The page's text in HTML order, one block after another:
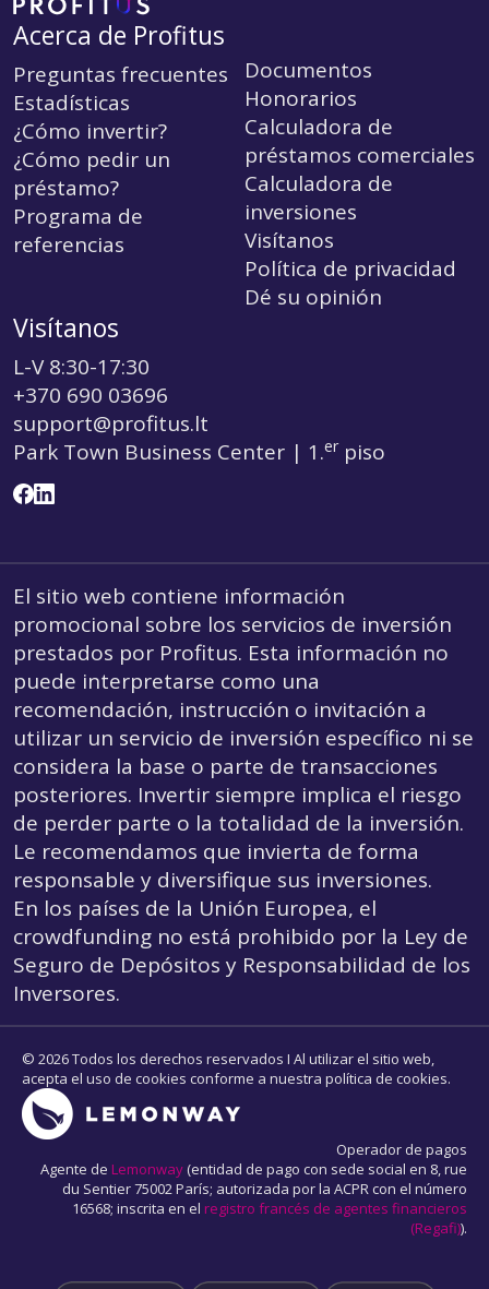
Acerca de Profitus
Preguntas frecuentes
Estadísticas
¿Cómo invertir?
¿Cómo pedir un
préstamo?
Programa de
referencias
Documentos
Honorarios
Calculadora de
préstamos comerciales
Calculadora de
inversiones
Visítanos
Política de privacidad
Dé su opinión
Visítanos
L-V 8:30-17:30
+370 690 03696
support@profitus.lt
Park Town Business Center | 1.erpiso
El sitio web contiene información
promocional sobre los servicios de inversión
prestados por Profitus. Esta información no
puede interpretarse como una
recomendación, instrucción o invitación a
utilizar un servicio de inversión específico ni se
considera la base o parte de transacciones
posteriores. Invertir siempre implica el riesgo
de perder parte o la totalidad de la inversión.
Le recomendamos que invierta de forma
responsable y diversifique sus inversiones.
En los países de la Unión Europea, el
crowdfunding no está prohibido por la Ley de
Seguro de Depósitos y Responsabilidad de los
Inversores.
© 2026 Todos los derechos reservados I Al utilizar el sitio web,
acepta el uso de cookies conforme a nuestra política de cookies.
Operador de pagos
Agente de Lemonway(entidad de pago con sede social en 8, rue
du Sentier 75002 París; autorizada por la ACPR con el número
16568; inscrita en el registro francés de agentes financieros
(Regafi)).